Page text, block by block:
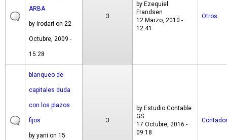
ARBA
by lrodari on 22
Octubre, 2009 -
15:28
3
by Ezequiel
Frandsen
12 Marzo, 2010 -
12:41
Otros
blanqueo de
capitales duda
con los plazos
fijos
by yani on 15
3
by Estudio Contable
GS
17 Octubre, 2016 -
09:18